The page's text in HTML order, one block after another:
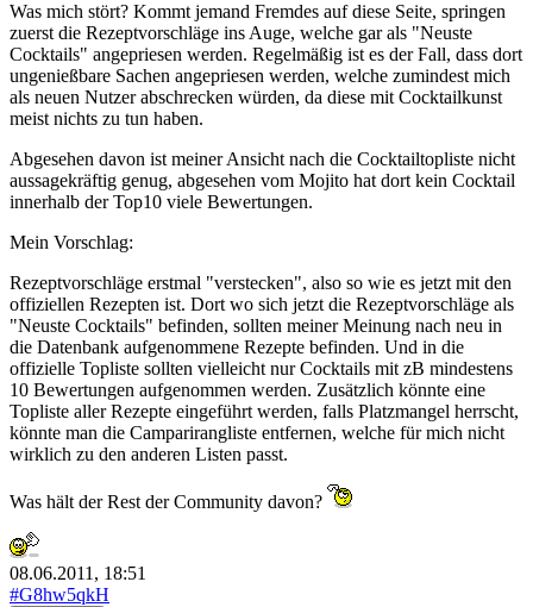
Was mich stört? Kommt jemand Fremdes auf diese Seite, springen
zuerst die Rezeptvorschläge ins Auge, welche gar als "Neuste
Cocktails" angepriesen werden. Regelmäßig ist es der Fall, dass dort
ungenießbare Sachen angepriesen werden, welche zumindest mich
als neuen Nutzer abschrecken würden, da diese mit Cocktailkunst
meist nichts zu tun haben.
Abgesehen davon ist meiner Ansicht nach die Cocktailtopliste nicht
aussagekräftig genug, abgesehen vom Mojito hat dort kein Cocktail
innerhalb der Top10 viele Bewertungen.
Mein Vorschlag:
Rezeptvorschläge erstmal "verstecken", also so wie es jetzt mit den
offiziellen Rezepten ist. Dort wo sich jetzt die Rezeptvorschläge als
"Neuste Cocktails" befinden, sollten meiner Meinung nach neu in
die Datenbank aufgenommene Rezepte befinden. Und in die
offizielle Topliste sollten vielleicht nur Cocktails mit zB mindestens
10 Bewertungen aufgenommen werden. Zusätzlich könnte eine
Topliste aller Rezepte eingeführt werden, falls Platzmangel herrscht,
könnte man die Camparirangliste entfernen, welche für mich nicht
wirklich zu den anderen Listen passt.
Was hält der Rest der Community davon?
08.06.2011, 18:51
#G8hw5qkH